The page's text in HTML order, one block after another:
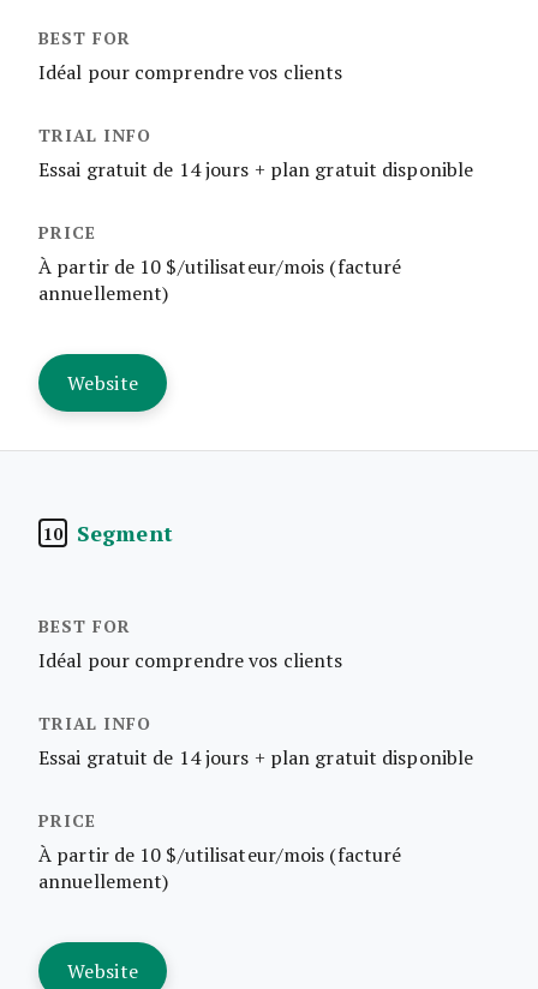
Idéal pour comprendre vos clients
Essai gratuit de 14 jours + plan gratuit disponible
À partir de 10 $/utilisateur/mois (facturé
annuellement)
Website
10 Segment
Idéal pour comprendre vos clients
Essai gratuit de 14 jours + plan gratuit disponible
À partir de 10 $/utilisateur/mois (facturé
annuellement)
Website